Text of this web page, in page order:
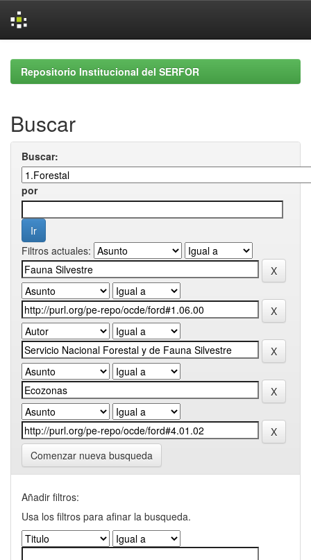
navigationRepositorio Institucional del SERFOR
Buscar
Buscar:
por
Filtros actuales:
Comenzar nueva busqueda
Añadir filtros:
Usa los filtros para afinar la busqueda.